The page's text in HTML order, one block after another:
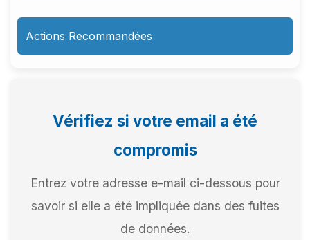
Actions Recommandées
Vérifiez si votre email a été
compromis
Entrez votre adresse e-mail ci-dessous pour
savoir si elle a été impliquée dans des fuites
de données.